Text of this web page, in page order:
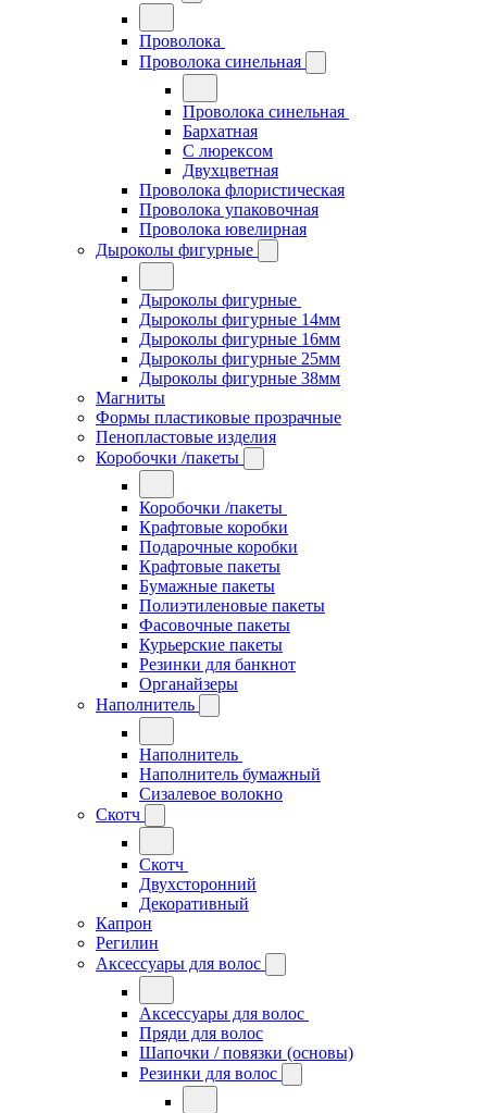
Проволока
Проволока синельная
Проволока синельная
Бархатная
С люрексом
Двухцветная
Проволока флористическая
Проволока упаковочная
Проволока ювелирная
Дыроколы фигурные
Дыроколы фигурные
Дыроколы фигурные 14мм
Дыроколы фигурные 16мм
Дыроколы фигурные 25мм
Дыроколы фигурные 38мм
Магниты
Формы пластиковые прозрачные
Пенопластовые изделия
Коробочки /пакеты
Коробочки /пакеты
Крафтовые коробки
Подарочные коробки
Крафтовые пакеты
Бумажные пакеты
Полиэтиленовые пакеты
Фасовочные пакеты
Курьерские пакеты
Резинки для банкнот
Органайзеры
Наполнитель
Наполнитель
Наполнитель бумажный
Сизалевое волокно
Скотч
Скотч
Двухсторонний
Декоративный
Капрон
Регилин
Аксессуары для волос
Аксессуары для волос
Пряди для волос
Шапочки / повязки (основы)
Резинки для волос